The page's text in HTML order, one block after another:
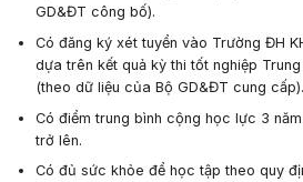
GD&ĐT công bố).
Có đăng ký xét tuyển vào Trường ĐH
dựa trên kết quả kỳ thi tốt nghiệp
(theo dữ liệu của Bộ GD&ĐT cung cấp).
Có điểm trung bình cộng học lực 3
trở lên.
Có đủ sức khỏe để học tập theo quy